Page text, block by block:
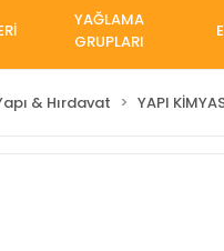
YAĞLAMA
GRUPLARI
& Hırdavat YAPI